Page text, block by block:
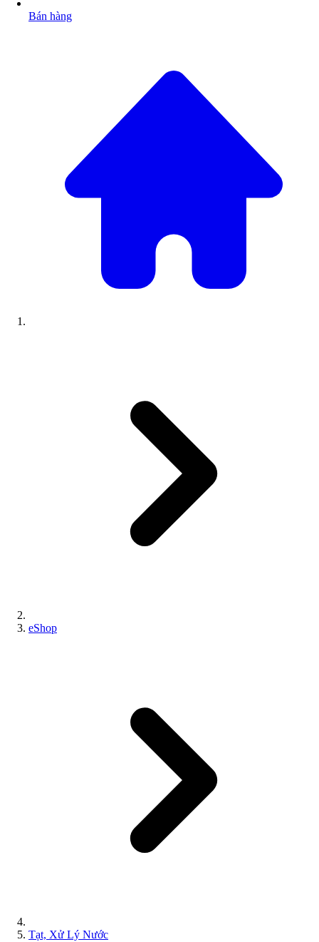
Bán hàng
eShop
Tạt, Xử Lý Nước